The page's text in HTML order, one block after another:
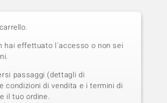
hai effettuato l´accesso o non sei
passaggi (dettagli di
condizioni di vendita e i termini di
il tuo ordine.